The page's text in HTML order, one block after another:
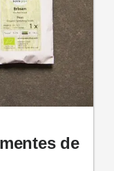
de